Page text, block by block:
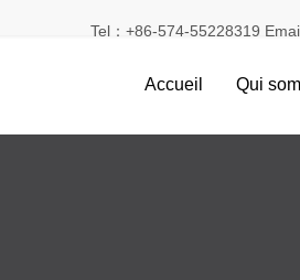
Tel：+86-574-55228319
Accueil Qui